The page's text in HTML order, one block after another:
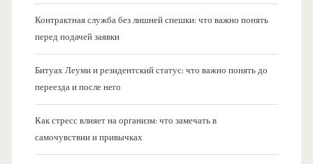
Контрактная служба без лишней спешки: что важно понять
перед подачей заявки
Битуах Леуми и резидентский статус: что важно понять до
переезда и после него
Как стресс влияет на организм: что замечать в
самочувствии и привычках